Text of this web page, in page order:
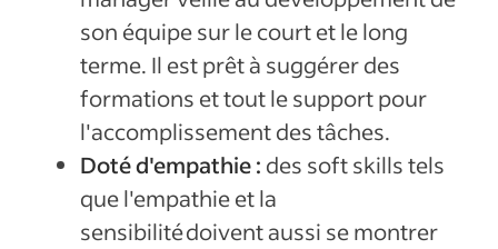
son équipe sur le court et le long
terme. Il est prêt à suggérer des
formations et tout le support pour
l'accomplissement des tâches.
Doté d'empathie : des soft skills tels
que l'empathie et la
sensibilité doivent aussi se montrer